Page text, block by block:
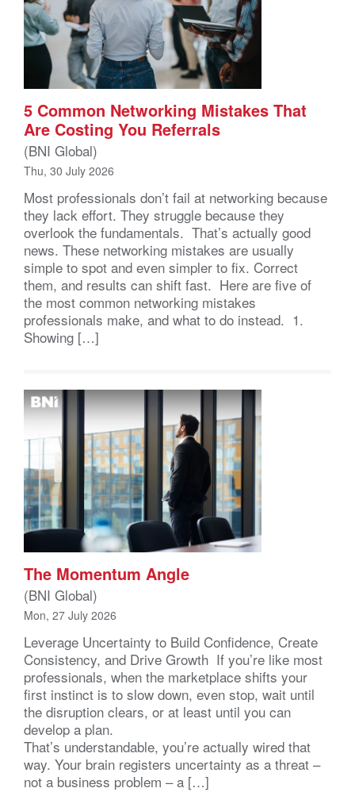
5 Common Networking Mistakes That
Are Costing You Referrals
(BNI Global)
Thu, 30 July 2026
Most professionals don’t fail at networking because
they lack effort. They struggle because they
overlook the fundamentals. That’s actually good
news. These networking mistakes are usually
simple to spot and even simpler to fix. Correct
them, and results can shift fast. Here are five of
the most common networking mistakes
professionals make, and what to do instead. 1.
Showing […]
The Momentum Angle
(BNI Global)
Mon, 27 July 2026
Leverage Uncertainty to Build Confidence, Create
Consistency, and Drive Growth If you’re like most
professionals, when the marketplace shifts your
first instinct is to slow down, even stop, wait until
the disruption clears, or at least until you can
develop a plan.
That’s understandable, you’re actually wired that
way. Your brain registers uncertainty as a threat –
not a business problem – a […]